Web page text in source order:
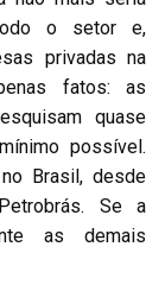
o setor e,
privadas na
fatos: as
quase
possível.
Brasil, desde
Se a
as demais